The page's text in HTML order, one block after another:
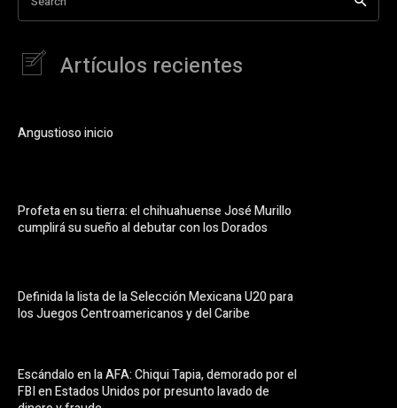
Artículos recientes
Angustioso inicio
Profeta en su tierra: el chihuahuense José Murillo
cumplirá su sueño al debutar con los Dorados
Definida la lista de la Selección Mexicana U20 para
los Juegos Centroamericanos y del Caribe
Escándalo en la AFA: Chiqui Tapia, demorado por el
FBI en Estados Unidos por presunto lavado de